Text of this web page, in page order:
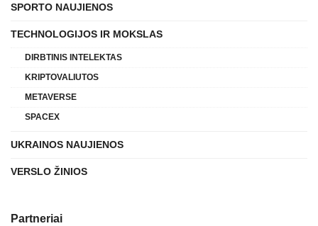
SPORTO NAUJIENOS
TECHNOLOGIJOS IR MOKSLAS
DIRBTINIS INTELEKTAS
KRIPTOVALIUTOS
METAVERSE
SPACEX
UKRAINOS NAUJIENOS
VERSLO ŽINIOS
Partneriai